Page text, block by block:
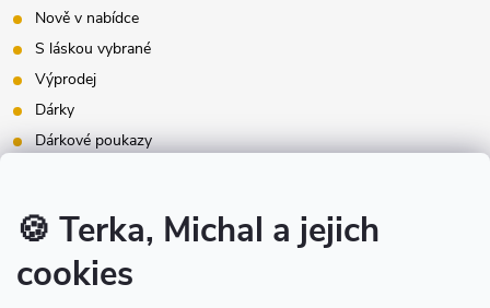
🍪 Terka, Michal a jejich
cookies
Nově v nabídce
S láskou vybrané
Výprodej
Dárky
Dárkové poukazy
Instagram